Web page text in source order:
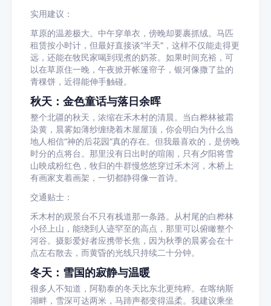
实用建议：
草原的温差极大。中午穿单衣，傍晚却要裹抓绒。马匹
租赁按小时计，但最好直接谈“半天”，这样不仅能走得更
远，还能在牧民家喝到现煮的奶茶。如果时间充裕，可
以在草原住一晚，午夜掀开帐篷帘子，银河像撒了盐的
青稞饼，近得能伸手触碰。
秋天：金色童话与落日余晖
整个北疆的秋天，浓缩在禾木村的清晨。当白桦林被霜
染黄，晨雾如薄纱缠绕着木屋屋顶，你会明白为什么当
地人相信“神的后花园”真的存在。但我最喜欢的，是傍晚
时分的点将台。那里没有日出时的喧闹，只有夕阳将雪
山映成粉红色，牧归的牛群慢悠悠穿过禾木河，木桥上
有画家支着画架，一切都静得像一首诗。
交通贴士：
禾木村的观景台不只有栈道那一条路。从村尾的白桦林
小径上山，能绕到人迹罕至的高点，那里可以俯瞰整个
河谷。摄影爱好者应携带长焦，因为秋季的晨雾会在十
点左右散去，而黄昏的光线只持续二十分钟。
冬天：雪国的寂静与温暖
很多人不知道，阿勒泰的冬天比东北更纯粹。在喀纳斯
湖畔，雪深可达两米，马蹄声都变得温柔。我建议乘坐